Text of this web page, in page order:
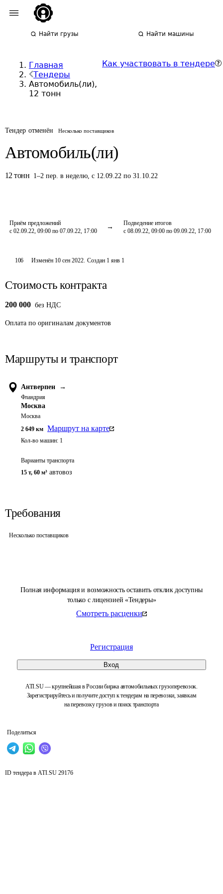
Найти грузы Найти машины
Главная
Тендеры
Автомобиль(ли),
12 тонн
Как участвовать в тендере
Тендер отменён Несколько поставщиков
Автомобиль(ли)
12 тонн 1–2 пер. в неделю,с 12.09.22 по 31.10.22
Приём предложений
с 02.09.22, 09:00 по 07.09.22, 17:00
Подведение итогов
с 08.09.22, 09:00 по 09.09.22, 17:00
Полная информация и возможность оставить отклик доступны
только с лицензией «Тендеры»
Смотреть расценки
Регистрация
Вход
ATI.SU — крупнейшая в России биржа автомобильных грузоперевозок.
Зарегистрируйтесь и получите доступ к тендерам на перевозки, заявкам
на перевозку грузов и поиск транспорта
Поделиться
106 Изменён 10 сен 2022. Создан 1 янв 1
Стоимость контракта
200 000 без НДС
Оплата по оригиналам документов
Маршруты и транспорт
Антверпен →
Фландрия
Москва
Москва
2 649 км Маршрут на карте
Кол-во машин: 1
Варианты транспорта
15 т, 60 м³ автовоз
Требования
Несколько поставщиков
ID тендера в ATI.SU 29176